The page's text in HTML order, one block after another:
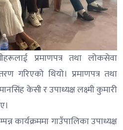
प्रमाणपत्र तथा लोकसेवा
गरिएको थियो। प्रमाणपत्र तथा
केसी र उपाध्यक्ष लक्ष्मी कुमारी
कार्यक्रममा गाउँपालिका उपाध्यक्ष